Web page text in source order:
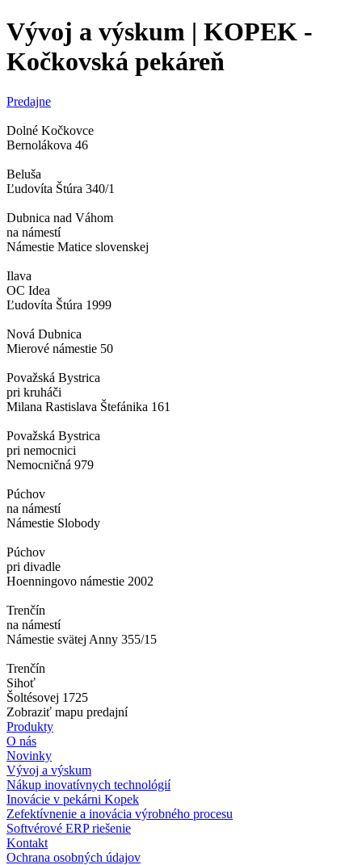
Vývoj a výskum | KOPEK -
Kočkovská pekáreň
Predajne
Dolné Kočkovce
Bernolákova 46
Beluša
Ľudovíta Štúra 340/1
Dubnica nad Váhom
na námestí
Námestie Matice slovenskej
Ilava
OC Idea
Ľudovíta Štúra 1999
Nová Dubnica
Mierové námestie 50
Považská Bystrica
pri kruháči
Milana Rastislava Štefánika 161
Považská Bystrica
pri nemocnici
Nemocničná 979
Púchov
na námestí
Námestie Slobody
Púchov
pri divadle
Hoenningovo námestie 2002
Trenčín
na námestí
Námestie svätej Anny 355/15
Trenčín
Sihoť
Šoltésovej 1725
Zobraziť mapu predajní
Produkty
O nás
Novinky
Vývoj a výskum
Nákup inovatívnych technológií
Inovácie v pekárni Kopek
Zefektívnenie a inovácia výrobného procesu
Softvérové ERP riešenie
Kontakt
Ochrana osobných údajov